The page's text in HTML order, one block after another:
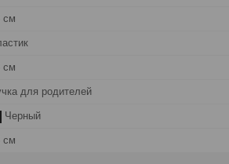
см
см
для родителей
Черный
см